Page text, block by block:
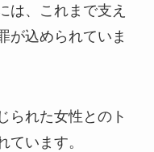
は、これまで支え
が込められていま
られた女性とのト
ています。